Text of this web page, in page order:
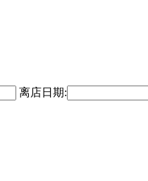
离店日期: